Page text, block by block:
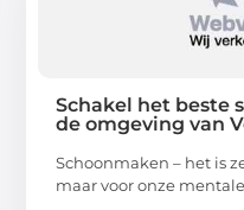
Schakel het beste
de omgeving van
Schoonmaken – het is
maar voor onze